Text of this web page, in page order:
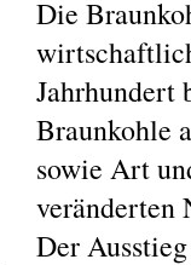
Die
Jahrhundert
Braunkohle
sowie Art
veränderten
Der